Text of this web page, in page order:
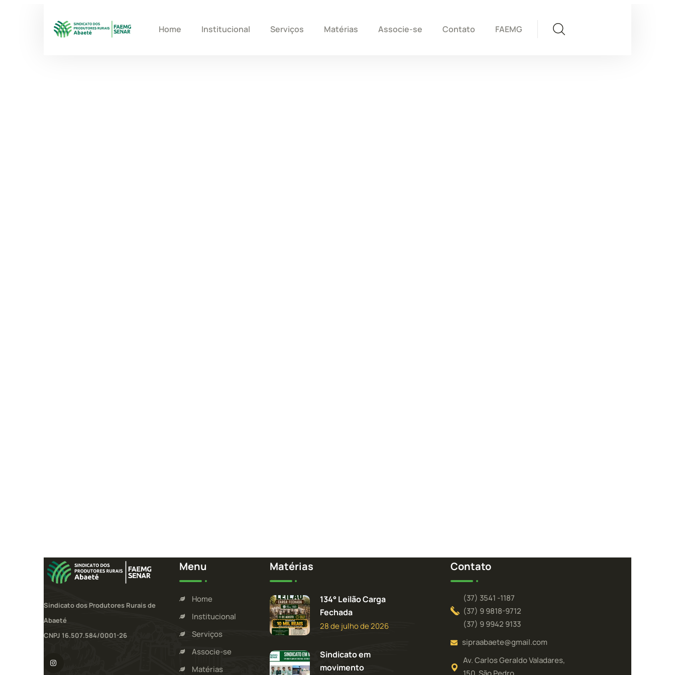
Home Institucional Serviços Matérias Associe-se Contato FAEMG
Sindicato dos Produtores Rurais de
Abaeté
CNPJ 16.507.584/0001-26
Menu
Home
Institucional
Serviços
Associe-se
Matérias
Matérias
134° Leilão Carga
Fechada
28 de julho de 2026
Sindicato em
movimento
Contato
(37) 3541 -1187
(37) 9 9818-9712
(37) 9 9942 9133
sipraabaete@gmail.com
Av. Carlos Geraldo Valadares,